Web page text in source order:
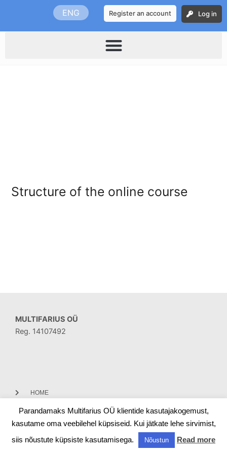
content
ENG Register an account Log in
Structure of the online course
MULTIFARIUS OÜ
Reg. 14107492
HOME
CONTACT
Parandamaks Multifarius OÜ klientide kasutajakogemust,
kasutame oma veebilehel küpsiseid. Kui jätkate lehe sirvimist,
siis nõustute küpsiste kasutamisega.
Nõustun Read more